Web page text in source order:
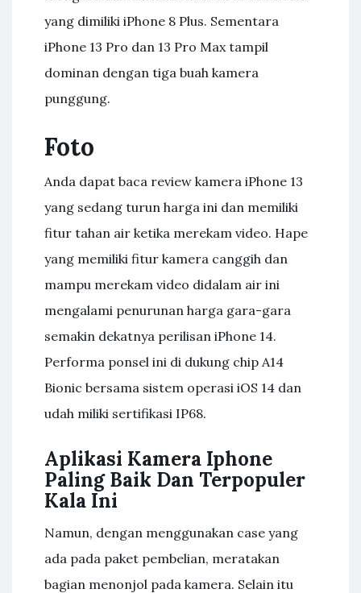
yang dimiliki iPhone 8 Plus. Sementara
iPhone 13 Pro dan 13 Pro Max tampil
dominan dengan tiga buah kamera
punggung.
Foto
Anda dapat baca review kamera iPhone 13
yang sedang turun harga ini dan memiliki
fitur tahan air ketika merekam video. Hape
yang memiliki fitur kamera canggih dan
mampu merekam video didalam air ini
mengalami penurunan harga gara-gara
semakin dekatnya perilisan iPhone 14.
Performa ponsel ini di dukung chip A14
Bionic bersama sistem operasi iOS 14 dan
udah miliki sertifikasi IP68.
Aplikasi Kamera Iphone
Paling Baik Dan Terpopuler
Kala Ini
Namun, dengan menggunakan case yang
ada pada paket pembelian, meratakan
bagian menonjol pada kamera. Selain itu